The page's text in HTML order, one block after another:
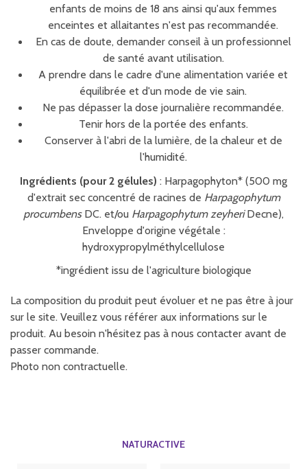
enfants de moins de 18 ans ainsi qu'aux femmes
enceintes et allaitantes n'est pas recommandée.
En cas de doute, demander conseil à un professionnel
de santé avant utilisation.
A prendre dans le cadre d'une alimentation variée et
équilibrée et d'un mode de vie sain.
Ne pas dépasser la dose journalière recommandée.
Tenir hors de la portée des enfants.
Conserver à l'abri de la lumière, de la chaleur et de
l'humidité.
Ingrédients (pour 2 gélules) : Harpagophyton* (500 mg
d'extrait sec concentré de racines de Harpagophytum
procumbensDC. et/ou Harpagophytum zeyheriDecne),
Enveloppe d'origine végétale :
hydroxypropylméthylcellulose
*ingrédient issu de l'agriculture biologique
La composition du produit peut évoluer et ne pas être à jour
sur le site. Veuillez vous référer aux informations sur le
produit. Au besoin n'hésitez pas à nous contacter avant de
passer commande.
Photo non contractuelle.
NATURACTIVE